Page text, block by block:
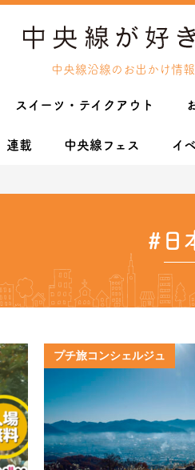
中央線沿線のお出かけ情
スイーツ・テイクアウト
連載 中央線フェス イ
#日
プチ旅コンシェルジュ